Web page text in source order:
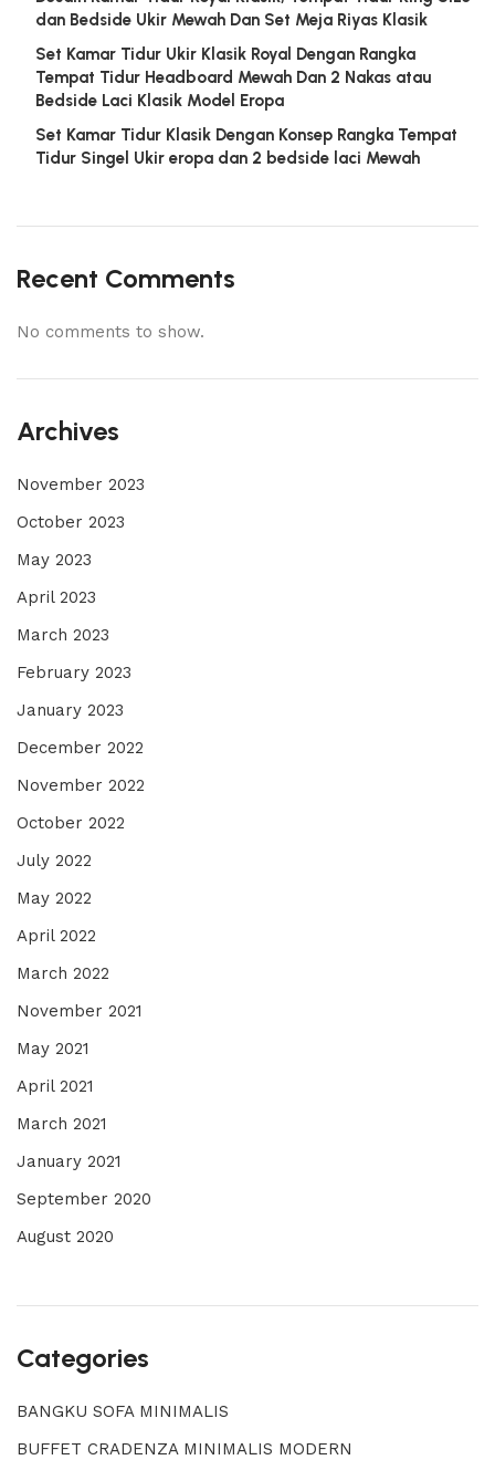
dan Bedside Ukir Mewah Dan Set Meja Riyas Klasik
Set Kamar Tidur Ukir Klasik Royal Dengan Rangka
Tempat Tidur Headboard Mewah Dan 2 Nakas atau
Bedside Laci Klasik Model Eropa
Set Kamar Tidur Klasik Dengan Konsep Rangka Tempat
Tidur Singel Ukir eropa dan 2 bedside laci Mewah
Recent Comments
No comments to show.
Archives
November 2023
October 2023
May 2023
April 2023
March 2023
February 2023
January 2023
December 2022
November 2022
October 2022
July 2022
May 2022
April 2022
March 2022
November 2021
May 2021
April 2021
March 2021
January 2021
September 2020
August 2020
Categories
BANGKU SOFA MINIMALIS
BUFFET CRADENZA MINIMALIS MODERN